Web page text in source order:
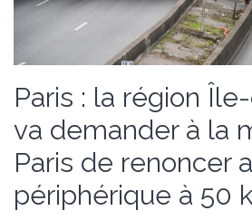
Paris : la région
va demander à la
Paris de renoncer
périphérique à 50